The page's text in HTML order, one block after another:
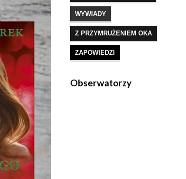
WYWIADY
Z PRZYMRUŻENIEM OKA
ZAPOWIEDZI
Obserwatorzy